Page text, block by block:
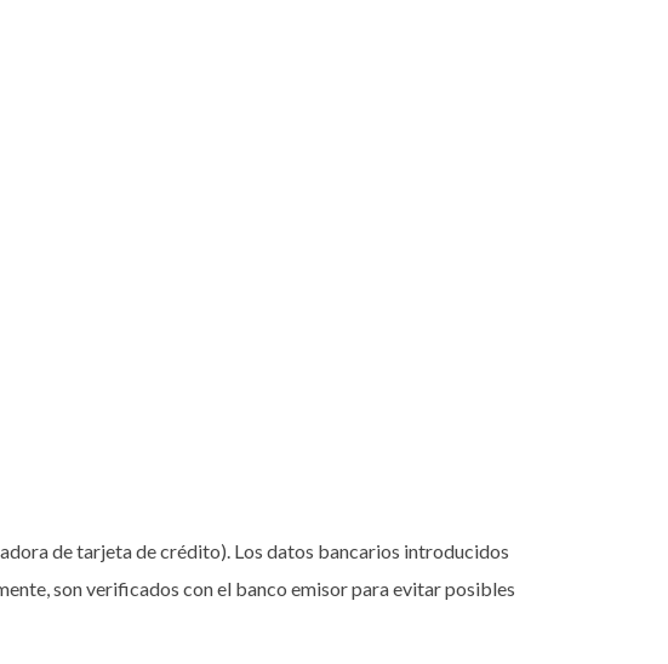
de tarjeta de crédito). Los datos bancarios introducidos
son verificados con el banco emisor para evitar posibles